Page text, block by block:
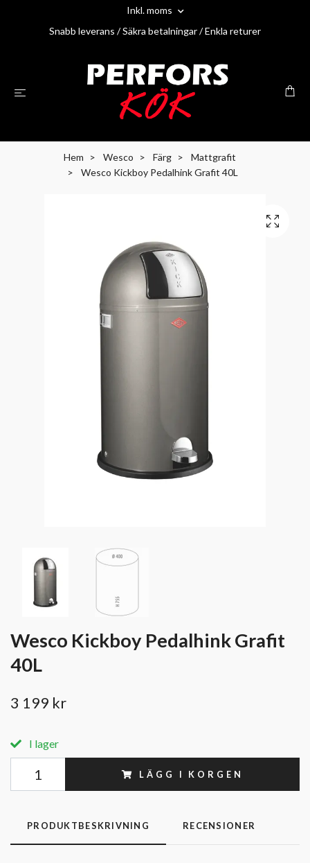
Inkl. moms
Snabb leverans / Säkra betalningar / Enkla returer
Hem Wesco Färg
Mattgrafit
Wesco Kickboy Pedalhink Grafit 40L
Wesco Kickboy Pedalhink Grafit
40L
3 199 kr
I lager
LÄGG I KORGEN
PRODUKTBESKRIVNING RECENSIONER